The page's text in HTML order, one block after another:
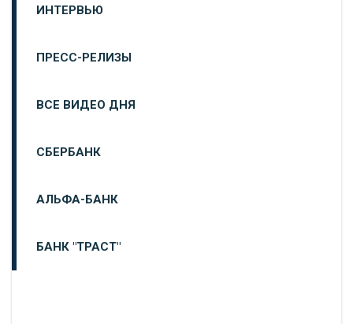
ИНТЕРВЬЮ
ПРЕСС-РЕЛИЗЫ
ВСЕ ВИДЕО ДНЯ
СБЕРБАНК
АЛЬФА-БАНК
БАНК "ТРАСТ"